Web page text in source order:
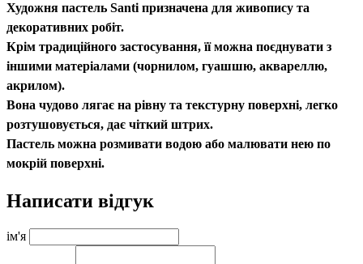
Художня пастель Santi призначена для живопису та
декоративних робіт.
Крім традиційного застосування, її можна поєднувати з
іншими матеріалами (чорнилом, гуашшю, аквареллю,
акрилом).
Вона чудово лягає на рівну та текстурну поверхні, легко
розтушовується, дає чіткий штрих.
Пастель можна розмивати водою або малювати нею по
мокрій поверхні.
Написати відгук
ім'я